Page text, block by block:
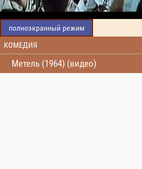
полноэкранный режим
КОМЕДИЯ
Метель (1964) (видео)